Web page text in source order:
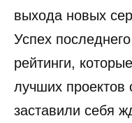
выхода новых
Успех
рейтинги,
лучших проектов
заставили себя